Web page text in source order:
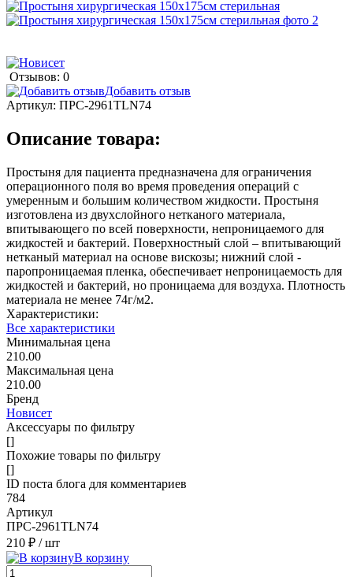
Отзывов: 0
Добавить отзыв
Артикул: ПРС-2961TLN74
Описание товара:
Простыня для пациента предназначена для ограничения
операционного поля во время проведения операций с
умеренным и большим количеством жидкости. Простыня
изготовлена из двухслойного нетканого материала,
впитывающего по всей поверхности, непроницаемого для
жидкостей и бактерий. Поверхностный слой – впитывающий
нетканый материал на основе вискозы; нижний слой -
паропроницаемая пленка, обеспечивает непроницаемость для
жидкостей и бактерий, но проницаема для воздуха. Плотность
материала не менее 74г/м2.
Характеристики:
Все характеристики
Минимальная цена
210.00
Максимальная цена
210.00
Бренд
Новисет
Аксессуары по фильтру
[]
Похожие товары по фильтру
[]
ID поста блога для комментариев
784
Артикул
ПРС-2961TLN74
210 ₽ / шт
В корзину